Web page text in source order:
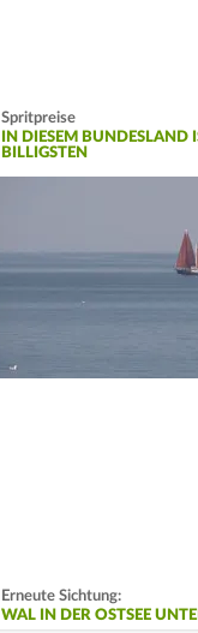
Spritpreise
IN DIESEM BUNDESLAND
BILLIGSTEN
Erneute Sichtung:
WAL IN DER OSTSEE